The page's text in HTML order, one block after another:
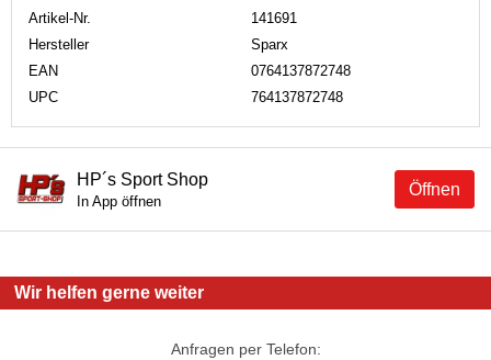
Artikel-Nr.
141691
Hersteller
Sparx
EAN
0764137872748
UPC
764137872748
Öffnen
HP´s Sport Shop
In App öffnen
Wir helfen gerne weiter
Anfragen per Telefon: